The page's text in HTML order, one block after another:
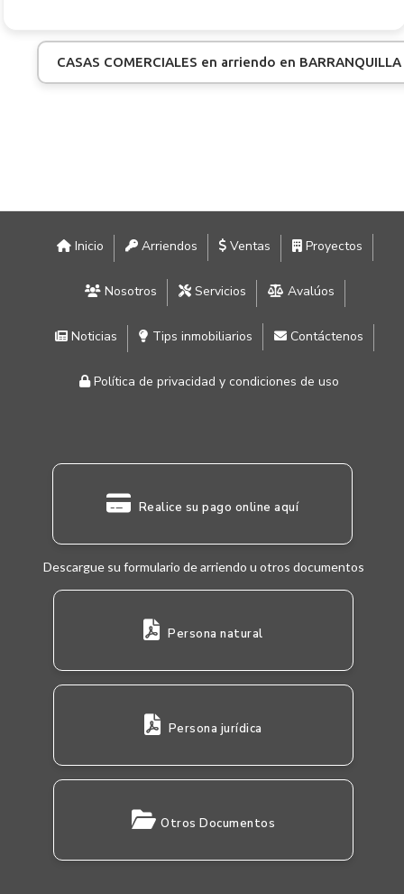
CASAS COMERCIALES en arriendo en BARRANQUILLA
Inicio Arriendos Ventas Proyectos
Nosotros Servicios Avalúos
Noticias Tips inmobiliarios Contáctenos
Política de privacidad y condiciones de uso
Realice su pago online aquí
Descargue su formulario de arriendo u otros documentos
Persona natural
Persona jurídica
Otros Documentos